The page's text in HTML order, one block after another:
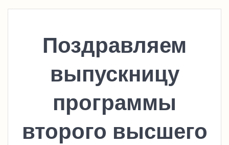
Поздравляем
выпускницу
программы
второго высшего